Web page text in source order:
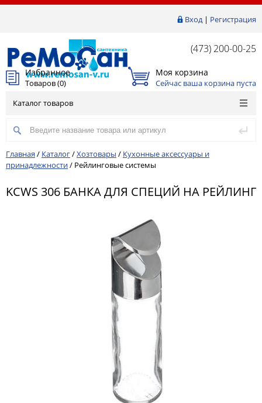
Вход| Регистрация
(473) 200-00-25
Избранное
Товаров (0)
Моя корзина
Сейчас ваша корзина пуста
Каталог товаров
Главная / Каталог/Хозтовары / Кухонные аксессуары и
принадлежности/ Рейлинговые системы
KCWS 306 БАНКА ДЛЯ СПЕЦИЙ НА РЕЙЛИНГ